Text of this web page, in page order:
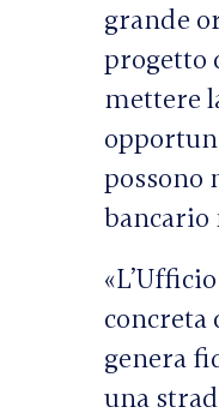
grande
progetto
mettere
possono
bancario
concreta
genera
una